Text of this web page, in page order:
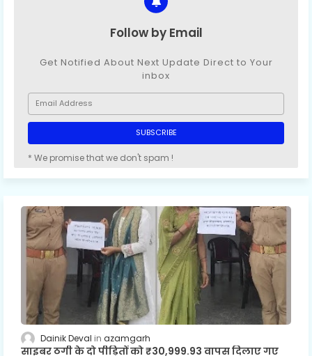
Follow by Email
Get Notified About Next Update Direct to Your
inbox
* We promise that we don't spam !
Dainik Deval azamgarh
साइबर ठगी के दो पीड़ितों को ₹30,999.93 वापस दिलाए गए